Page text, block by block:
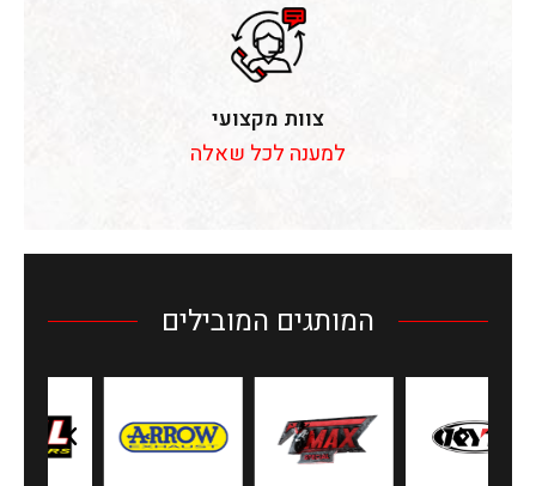
צוות מקצועי
למענה לכל שאלה
המותגים המובילים